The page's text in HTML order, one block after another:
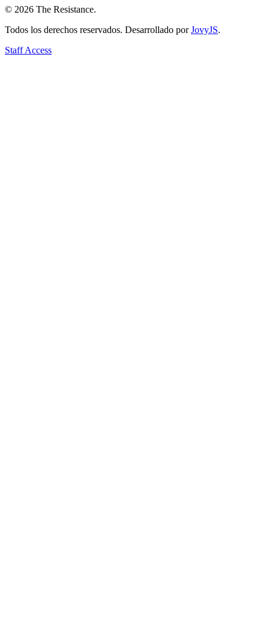
© 2026 The Resistance.
Todos los derechos reservados. Desarrollado por JovyJS.
Staff Access